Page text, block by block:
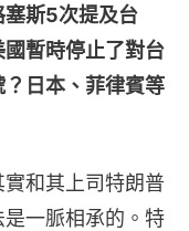
塞斯5次提及台
暫時停止了對台
日本、菲律賓等
和其上司特朗普
一脈相承的。特